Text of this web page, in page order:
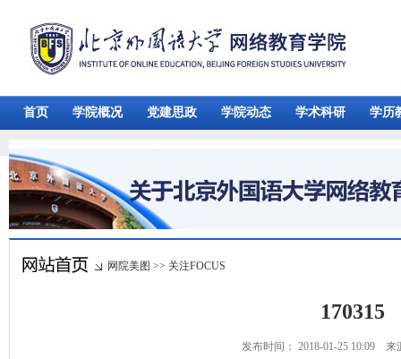
首页 学院概况 党建思政 学院动态 学术科研 学历
网院美图 >> 关注FOCUS
170315
发布时间： 2018-01-25 10:09